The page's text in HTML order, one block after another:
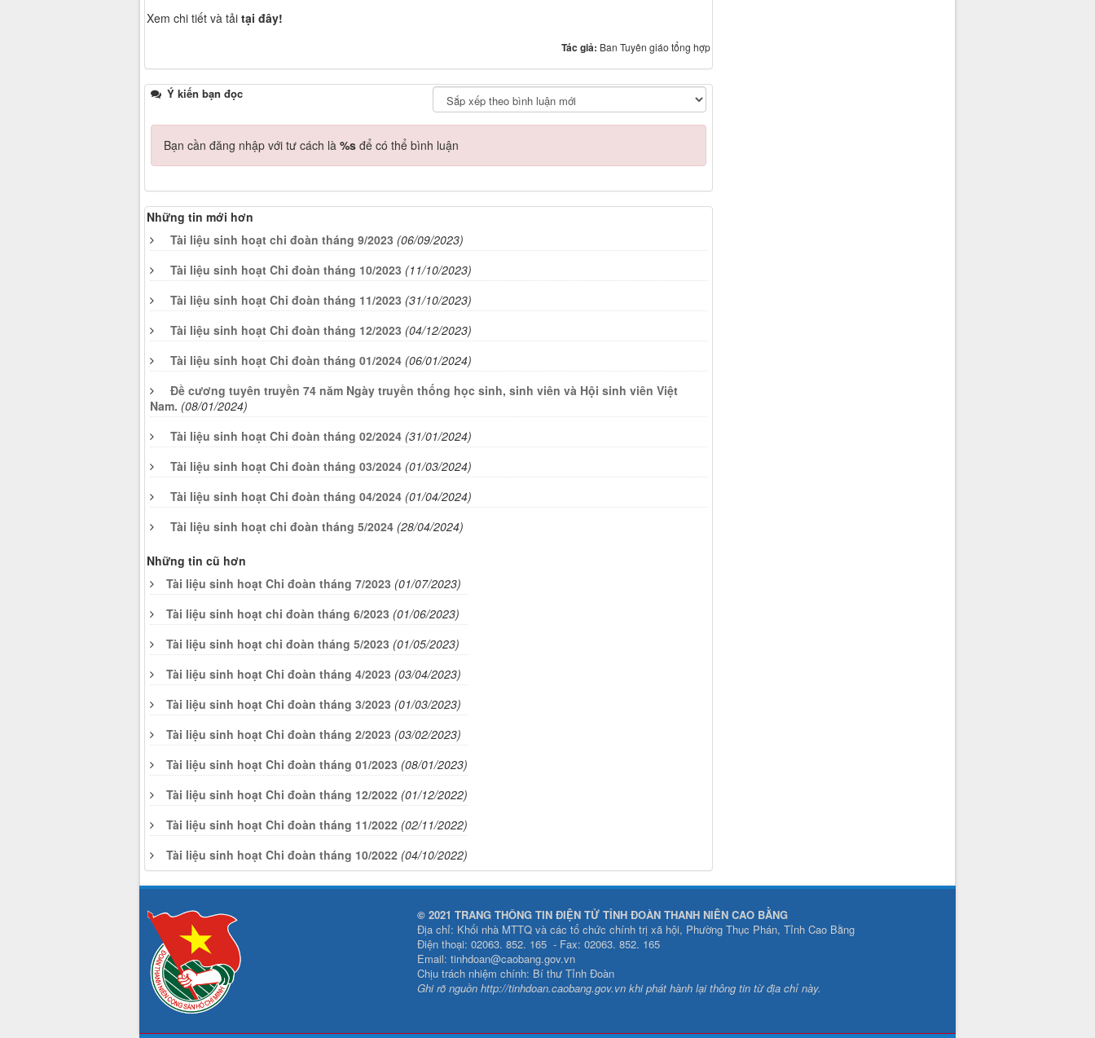
Xem chi tiết và tải tại đây!
Tác giả: Ban Tuyên giáo tổng hợp
Ý kiến bạn đọc
Bạn cần đăng nhập với tư cách là %s để có thể bình luận
Những tin mới hơn
Tài liệu sinh hoạt chi đoàn tháng 9/2023 (06/09/2023)
Tài liệu sinh hoạt Chi đoàn tháng 10/2023 (11/10/2023)
Tài liệu sinh hoạt Chi đoàn tháng 11/2023 (31/10/2023)
Tài liệu sinh hoạt Chi đoàn tháng 12/2023 (04/12/2023)
Tài liệu sinh hoạt Chi đoàn tháng 01/2024 (06/01/2024)
Đề cương tuyên truyền 74 năm Ngày truyền thống học sinh, sinh viên và Hội sinh viên Việt
Nam. (08/01/2024)
Tài liệu sinh hoạt Chi đoàn tháng 02/2024 (31/01/2024)
Tài liệu sinh hoạt Chi đoàn tháng 03/2024 (01/03/2024)
Tài liệu sinh hoạt Chi đoàn tháng 04/2024 (01/04/2024)
Tài liệu sinh hoạt chi đoàn tháng 5/2024 (28/04/2024)
Những tin cũ hơn
Tài liệu sinh hoạt Chi đoàn tháng 7/2023 (01/07/2023)
Tài liệu sinh hoạt chi đoàn tháng 6/2023 (01/06/2023)
Tài liệu sinh hoạt chi đoàn tháng 5/2023 (01/05/2023)
Tài liệu sinh hoạt Chi đoàn tháng 4/2023 (03/04/2023)
Tài liệu sinh hoạt Chi đoàn tháng 3/2023 (01/03/2023)
Tài liệu sinh hoạt Chi đoàn tháng 2/2023 (03/02/2023)
Tài liệu sinh hoạt Chi đoàn tháng 01/2023 (08/01/2023)
Tài liệu sinh hoạt Chi đoàn tháng 12/2022 (01/12/2022)
Tài liệu sinh hoạt Chi đoàn tháng 11/2022 (02/11/2022)
Tài liệu sinh hoạt Chi đoàn tháng 10/2022 (04/10/2022)
© 2021 TRANG THÔNG TIN ĐIỆN TỬ TỈNH ĐOÀN THANH NIÊN CAO BẰNG
Địa chỉ: Khối nhà MTTQ và các tổ chức chính trị xã hội, Phường Thục Phán, Tỉnh Cao Bằng
Điện thoại: 02063. 852. 165 - Fax: 02063. 852. 165
Email: tinhdoan@caobang.gov.vn
Chịu trách nhiệm chính: Bí thư Tỉnh Đoàn
Ghi rõ nguồn http://tinhdoan.caobang.gov.vn khi phát hành lại thông tin từ địa chỉ này.